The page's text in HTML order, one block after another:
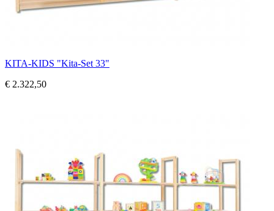
KITA-KIDS "Kita-Set 33"
€ 2.322,50